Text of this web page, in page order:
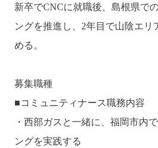
新卒でCNCに就職後、島根県で
ングを推進し、2年目で山陰エリ
める。
募集職種
■コミュニティナース職務内容
・西部ガスと一緒に、福岡市内
ングを実践する